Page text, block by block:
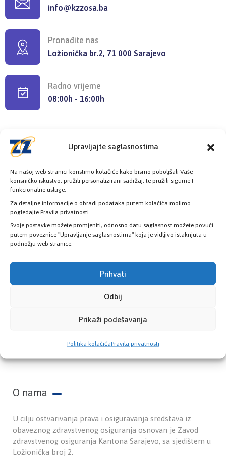
Upravljajte saglasnostima
Na našoj web stranici koristimo kolačiće kako bismo poboljšali Vaše
korisničko iskustvo, pružili personalizirani sadržaj, te pružili sigurne I
funkcionalne usluge.
Za detaljne informacije o obradi podataka putem kolačića molimo
pogledajte Pravila privatnosti.
Svoje postavke možete promjeniti, odnosno datu saglasnost možete povući
putem poveznice "Upravljanje saglasnostima" koja je vidljivo istaknjuta u
podnožju web stranice.
Prihvati
Odbij
Prikaži podešavanja
Politika kolačićaPravila privatnosti
info@kzzosa.ba
Pronađite nas
Ložionička br.2, 71 000 Sarajevo
Radno vrijeme
08:00h - 16:00h
Provjerite status vaše elektronske
zdravstvene kartice
PROVJERITE STATUS
O nama
U cilju ostvarivanja prava i osiguravanja sredstava iz
obaveznog zdravstvenog osiguranja osnovan je Zavod
zdravstvenog osiguranja Kantona Sarajevo, sa sjedištem u
Ložionička broj 2.